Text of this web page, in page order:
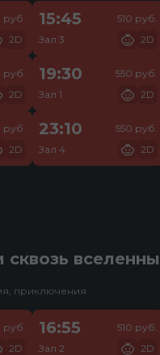
руб.
2D
15:45
Зал 3
510 руб.
2D
руб.
2D
19:30
Зал 1
550 руб.
2D
руб.
2D
23:10
Зал 4
550 руб.
2D
приключения
руб.
2D
16:55
Зал 2
510 руб.
2D